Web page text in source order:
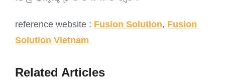
reference website : Fusion Solution, Fusion
Solution Vietnam
Related Articles